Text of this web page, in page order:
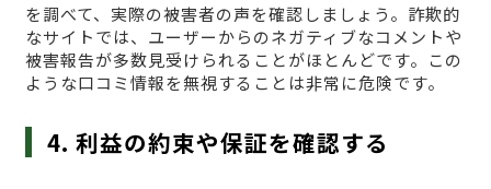
を調べて、実際の被害者の声を確認しましょう。詐欺的
なサイトでは、ユーザーからのネガティブなコメントや
被害報告が多数見受けられることがほとんどです。この
ような口コミ情報を無視することは非常に危険です。
4. 利益の約束や保証を確認する